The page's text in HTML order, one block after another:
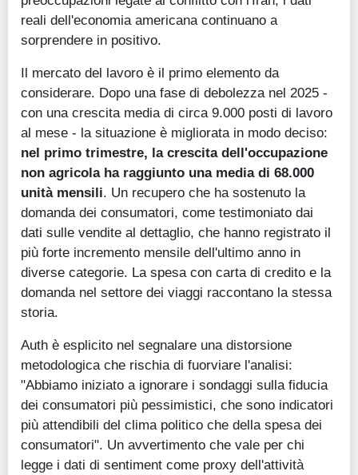
reali dell'economia americana continuano a
sorprendere in positivo.
Il mercato del lavoro è il primo elemento da
considerare. Dopo una fase di debolezza nel 2025 -
con una crescita media di circa 9.000 posti di lavoro
al mese - la situazione è migliorata in modo deciso:
nel primo trimestre, la crescita dell'occupazione
non agricola ha raggiunto una media di 68.000
unità mensili. Un recupero che ha sostenuto la
domanda dei consumatori, come testimoniato dai
dati sulle vendite al dettaglio, che hanno registrato il
più forte incremento mensile dell'ultimo anno in
diverse categorie. La spesa con carta di credito e la
domanda nel settore dei viaggi raccontano la stessa
storia.
Auth è esplicito nel segnalare una distorsione
metodologica che rischia di fuorviare l'analisi:
"Abbiamo iniziato a ignorare i sondaggi sulla fiducia
dei consumatori più pessimistici, che sono indicatori
più attendibili del clima politico che della spesa dei
consumatori". Un avvertimento che vale per chi
legge i dati di sentiment come proxy dell'attività